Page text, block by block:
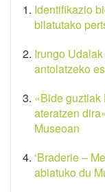
Identifikazio
bilatutako
Irungo
antolatzeko
«Bide guztiak
ateratzen
Museoan
‘Braderie –
abiatuko du